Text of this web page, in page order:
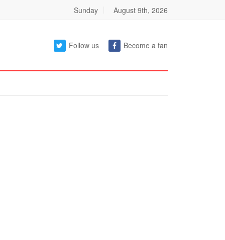
Sunday August 9th, 2026
Follow us Become a fan